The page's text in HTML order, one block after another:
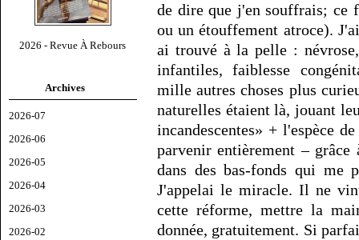
2026 - Revue À Rebours
Archives
2026-07
2026-06
2026-05
2026-04
2026-03
2026-02
de dire que j'en souffrais; ce
ou un étouffement atroce).
ai trouvé à la pelle :
infantiles, faiblesse
mille autres choses plus
naturelles étaient là, jouant
incandescentes» + l'espèce
parvenir entièrement –
dans des bas-fonds qui me
J'appelai le miracle. Il ne
cette réforme, mettre la
donnée, gratuitement. Si